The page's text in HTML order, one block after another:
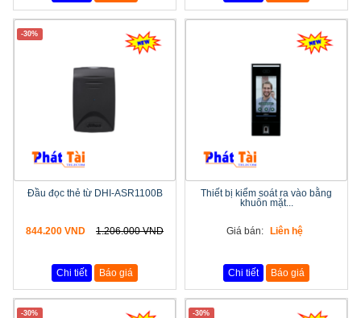
-30%
Đầu đọc thẻ từ DHI-ASR1100B
844.200 VND 1.206.000 VND
Chi tiết Báo giá
Thiết bị kiểm soát ra vào bằng
khuôn mặt...
Giá bán: Liên hệ
Chi tiết Báo giá
-30% -30%